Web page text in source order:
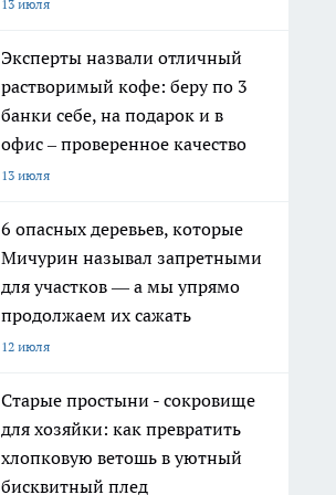
13 июля
Эксперты назвали отличный
растворимый кофе: беру по 3
банки себе, на подарок и в
офис – проверенное качество
13 июля
6 опасных деревьев, которые
Мичурин называл запретными
для участков — а мы упрямо
продолжаем их сажать
12 июля
Старые простыни - сокровище
для хозяйки: как превратить
хлопковую ветошь в уютный
бисквитный плед